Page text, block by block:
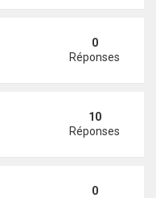
0
Réponses
lun. 19 avr. 2010 18:28
10
Réponses
0